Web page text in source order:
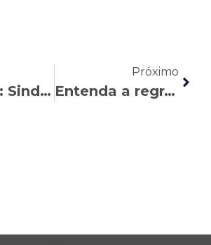
Bradesco: Sindicato ganha ação de 7ª e 8ª horas para Gerentes de Relacionamento PJ
Próximo
Entenda a regra para se aposentar pelo INSS